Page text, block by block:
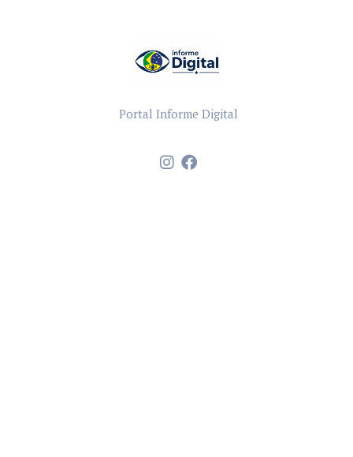
Portal Informe Digital